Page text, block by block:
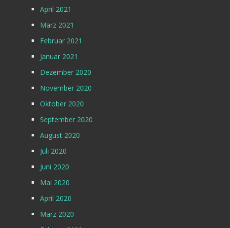
April 2021
März 2021
Februar 2021
Januar 2021
Dezember 2020
November 2020
Oktober 2020
September 2020
August 2020
Juli 2020
Juni 2020
Mai 2020
April 2020
März 2020